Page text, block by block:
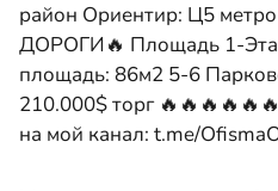
район Ориентир: Ц5
ДОРОГИ🔥 Площадь 1-
площадь: 86м2 5-6
210.000$ торг
на мой канал: t.me/